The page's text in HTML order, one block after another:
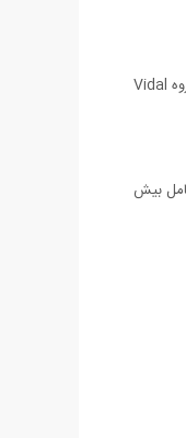
این مجموعه آموزشی، برگرفته از یکی از معتبرترین و اصولی ترین آموزشهای کوتاهی و پیرایش مردانه دنیا تحت عنوان ABC Mens Cutting Hair است که توسط اساتید مسلم آرایشگری مردانه دنیا، از گروه Vidal
بیش